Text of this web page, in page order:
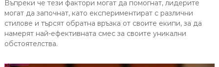
Въпреки че тези фактори могат да помогнат, лидерите
могат да започнат, като експериментират с различни
стилове и търсят обратна връзка от своите екипи, за да
намерят най-ефективната смес за своите уникални
обстоятелства.